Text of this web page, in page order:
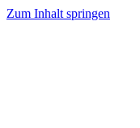
Zum Inhalt springen